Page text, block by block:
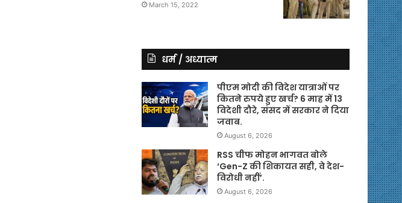
March 15, 2022
धर्म / अध्यात्म
पीएम मोदी की विदेश यात्राओं पर
कितने रुपये हुए खर्च? 6 माह में 13
विदेशी दौरे, संसद में सरकार ने दिया
जवाब.
August 6, 2026
RSS चीफ मोहन भागवत बोले
‘Gen-Z की शिकायत सही, वे देश-
विरोधी नहीं’.
August 6, 2026